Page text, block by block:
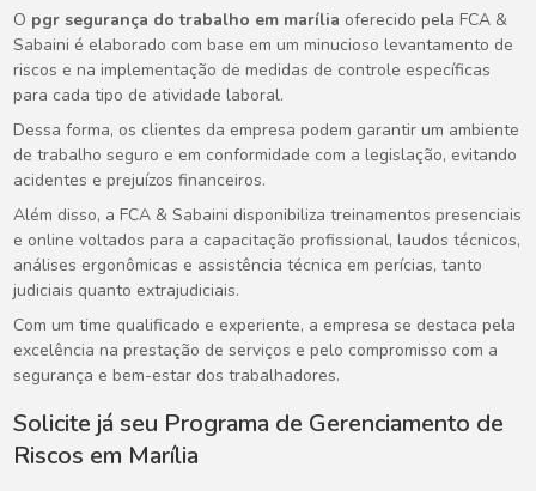
O pgr segurança do trabalho em marília oferecido pela FCA &
Sabaini é elaborado com base em um minucioso levantamento de
riscos e na implementação de medidas de controle específicas
para cada tipo de atividade laboral.
Dessa forma, os clientes da empresa podem garantir um ambiente
de trabalho seguro e em conformidade com a legislação, evitando
acidentes e prejuízos financeiros.
Além disso, a FCA & Sabaini disponibiliza treinamentos presenciais
e online voltados para a capacitação profissional, laudos técnicos,
análises ergonômicas e assistência técnica em perícias, tanto
judiciais quanto extrajudiciais.
Com um time qualificado e experiente, a empresa se destaca pela
excelência na prestação de serviços e pelo compromisso com a
segurança e bem-estar dos trabalhadores.
Solicite já seu Programa de Gerenciamento de
Riscos em Marília